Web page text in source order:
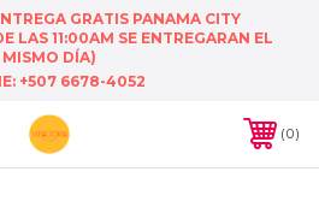
GRATIS PANAMA CITY
LAS 11:00AM SE ENTREGARAN EL
MISMO DÍA)
+507 6678-4052
0